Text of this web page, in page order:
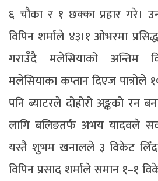
६ चौका र १ छक्का प्रहार गरे।
विपिन शर्माले ४३।१ ओभरमा
गराउँदै मलेसियाको अन्तिम
मलेसियाका कप्तान दिएज पात्रोले
पनि ब्याटरले दोहोरो अङ्कको रन
लागि बलिङतर्फ अभय यादवले
यस्तै शुभम खनालले ३ विकेट
विपिन प्रसाद शर्माले समान १–१